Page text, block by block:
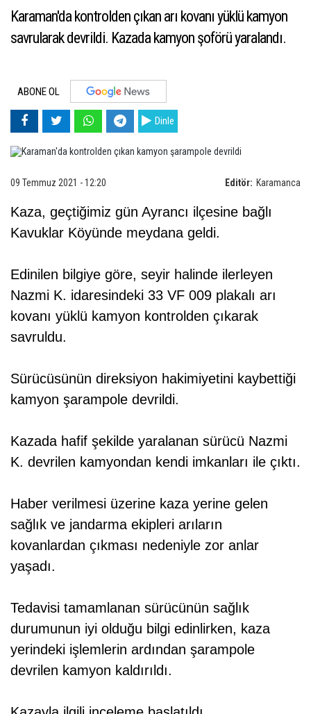
Karaman'da kontrolden çıkan arı kovanı yüklü kamyon
savrularak devrildi. Kazada kamyon şoförü yaralandı.
ABONE OL
Dinle
Editör: Karamanca
09 Temmuz 2021 - 12:20
Kaza, geçtiğimiz gün Ayrancı ilçesine bağlı
Kavuklar Köyünde meydana geldi.
Edinilen bilgiye göre, seyir halinde ilerleyen
Nazmi K. idaresindeki 33 VF 009 plakalı arı
kovanı yüklü kamyon kontrolden çıkarak
savruldu.
Sürücüsünün direksiyon hakimiyetini kaybettiği
kamyon şarampole devrildi.
Kazada hafif şekilde yaralanan sürücü Nazmi
K. devrilen kamyondan kendi imkanları ile çıktı.
Haber verilmesi üzerine kaza yerine gelen
sağlık ve jandarma ekipleri arıların
kovanlardan çıkması nedeniyle zor anlar
yaşadı.
Tedavisi tamamlanan sürücünün sağlık
durumunun iyi olduğu bilgi edinlirken, kaza
yerindeki işlemlerin ardından şarampole
devrilen kamyon kaldırıldı.